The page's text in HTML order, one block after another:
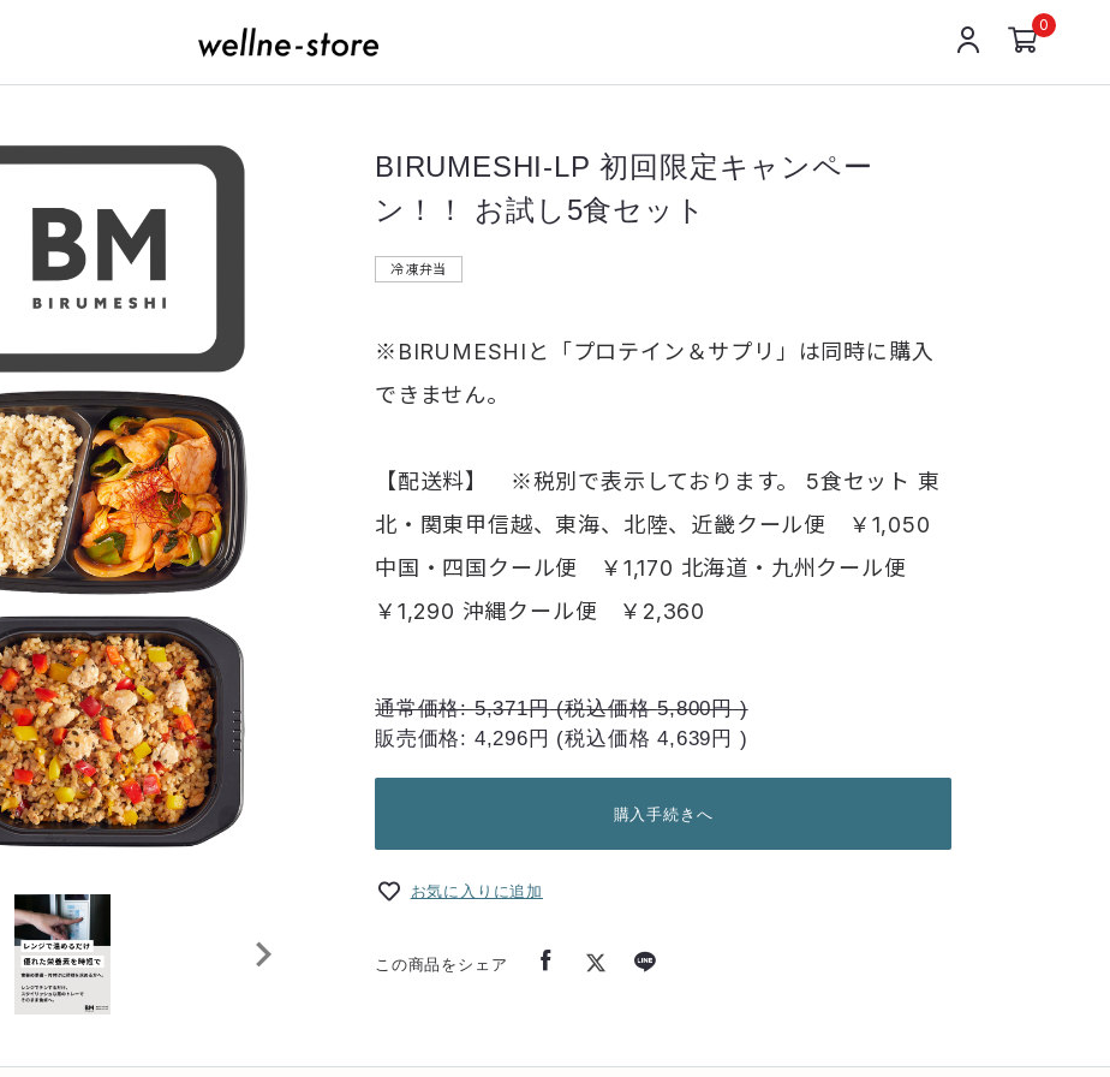
0
BIRUMESHI-LP 初回限定キャンペー
ン！！ お試し5食セット
冷凍弁当
※BIRUMESHIと「プロテイン＆サプリ」は同時に購入
できません。
【配送料】 ※税別で表示しております。 5食セット 東
北・関東甲信越、東海、北陸、近畿クール便 ￥1,050
中国・四国クール便 ￥1,170 北海道・九州クール便
￥1,290 沖縄クール便 ￥2,360
通常価格:5,371円(税込価格5,800円)
販売価格: 4,296円 (税込価格4,639円 )
購入手続きへ
お気に入りに追加
この商品をシェア